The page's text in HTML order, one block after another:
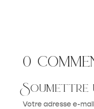
0
Soumettre
Votre adresse e-